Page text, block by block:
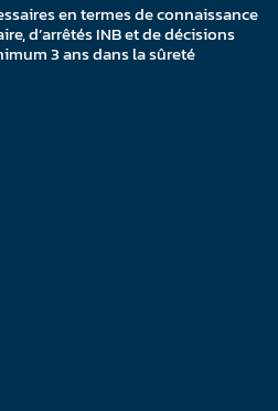
en termes de connaissance
d’arrêtés INB et de décisions
3 ans dans la sûreté